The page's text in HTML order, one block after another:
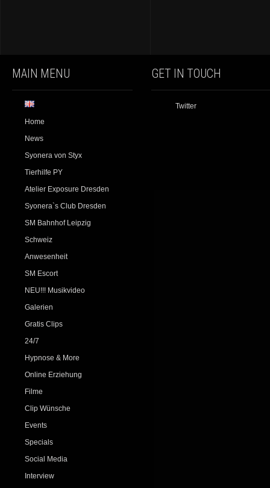
MAIN MENU
Home
News
Syonera von Styx
Tierhilfe PY
Atelier Exposure Dresden
Syonera`s Club Dresden
SM Bahnhof Leipzig
Schweiz
Anwesenheit
SM Escort
NEU!!! Musikvideo
Galerien
Gratis Clips
24/7
Hypnose & More
Online Erziehung
Filme
Clip Wünsche
Events
Specials
Social Media
Interview
GET IN TOUCH
Twitter